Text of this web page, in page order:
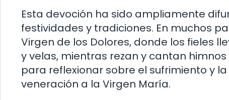
Esta devoción ha sido ampliamente
festividades y tradiciones. En muchos
Virgen de los Dolores, donde los fieles
y velas, mientras rezan y cantan
para reflexionar sobre el sufrimiento y
veneración a la Virgen María.